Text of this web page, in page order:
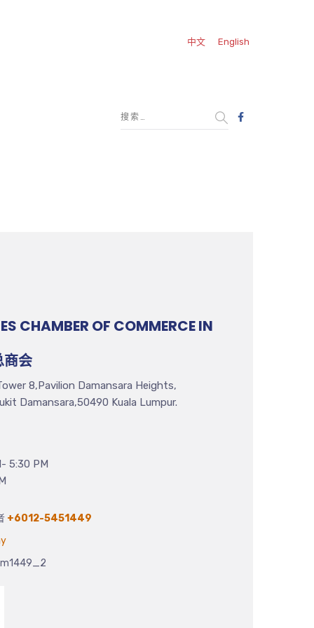
中文 English
CHAMBER OF COMMERCE IN
商会
8,Pavilion Damansara Heights,
Damansara,50490 Kuala Lumpur.
5:30 PM
+6012-5451449